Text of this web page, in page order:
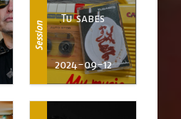
Session
Tu sabes
2024-09-12